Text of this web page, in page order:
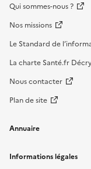
Qui sommes-nous ?
Nos missions
Le Standard de
La charte Santé.fr
Nous contacter
Plan de site
Annuaire
Informations légales